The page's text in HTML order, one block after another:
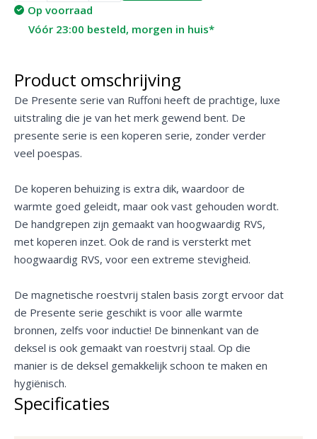
Op voorraad
Vóór 23:00 besteld, morgen in huis*
Product omschrijving
De Presente serie van Ruffoni heeft de prachtige, luxe
uitstraling die je van het merk gewend bent. De
presente serie is een koperen serie, zonder verder
veel poespas.
De koperen behuizing is extra dik, waardoor de
warmte goed geleidt, maar ook vast gehouden wordt.
De handgrepen zijn gemaakt van hoogwaardig RVS,
met koperen inzet. Ook de rand is versterkt met
hoogwaardig RVS, voor een extreme stevigheid.
De magnetische roestvrij stalen basis zorgt ervoor dat
de Presente serie geschikt is voor alle warmte
bronnen, zelfs voor inductie! De binnenkant van de
deksel is ook gemaakt van roestvrij staal. Op die
manier is de deksel gemakkelijk schoon te maken en
hygiënisch.
Specificaties